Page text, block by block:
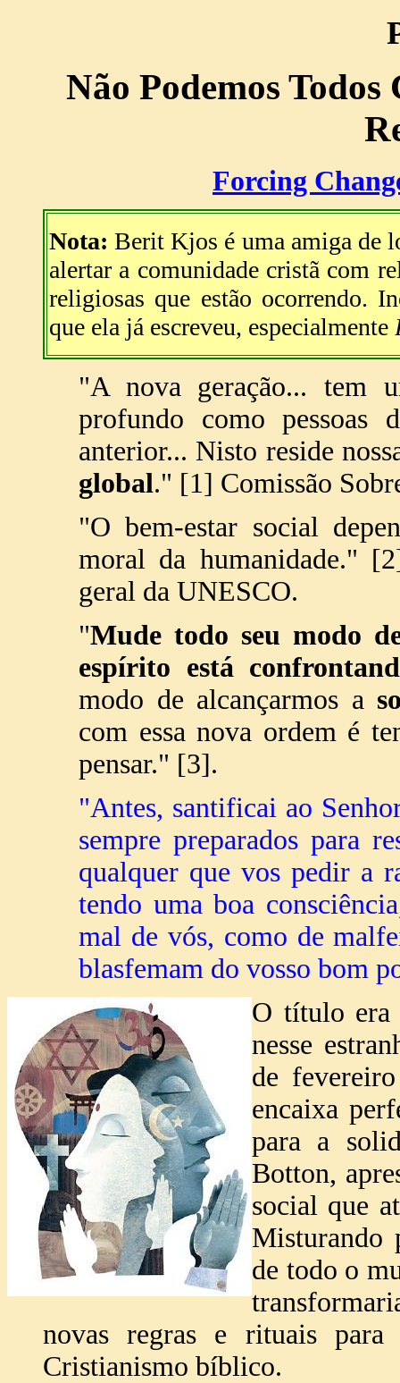
Não Podemos
Forcing
Nota: Berit Kjos é uma amiga de
alertar a comunidade cristã com
religiosas que estão ocorrendo.
que ela já escreveu, especialmente
"A nova geração... tem
profundo como pessoas
anterior... Nisto reside
global." [1] Comissão
"O bem-estar social
moral da humanidade."
geral da UNESCO.
"Mude todo seu modo
espírito está
modo de alcançarmos a
com essa nova ordem é
pensar." [3].
"Antes, santificai ao
sempre preparados para
qualquer que vos pedir a
tendo uma boa
mal de vós, como de
blasfemam do vosso bom
O título era
nesse
de
encaixa
para a
Botton,
social que
Misturando
de todo o
novas regras e rituais
Cristianismo bíblico.